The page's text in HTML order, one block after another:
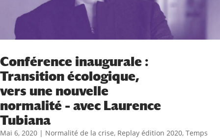
Conférence inaugurale :
Transition écologique,
vers une nouvelle
normalité – avec Laurence
Tubiana
Mai 6, 2020 | Normalité de la crise, Replay édition 2020, Temps